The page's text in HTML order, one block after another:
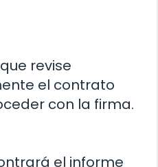
revise
el contrato
con la firma.
el informe